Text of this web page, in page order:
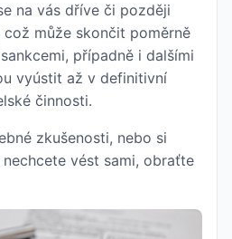
na vás dříve či později
může skončit poměrně
případně i dalšími
vyústit až v definitivní
činnosti.
zkušenosti, nebo si
vést sami, obraťte